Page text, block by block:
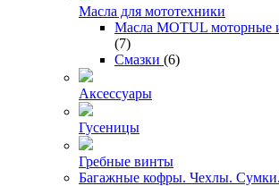
Масла для мототехники
Масла MOTUL моторные
(7)
Смазки (6)
Аксессуары
Гусеницы
Гребные винты
Багажные кофры. Чехлы. Сумки.